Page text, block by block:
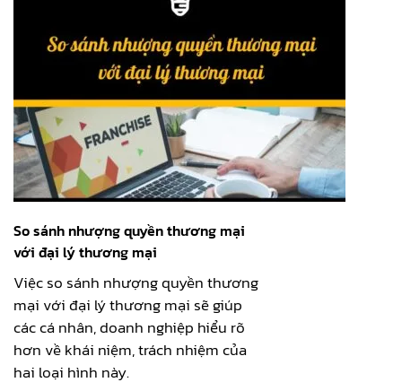
So sánh nhượng quyền thương mại
với đại lý thương mại
Việc so sánh nhượng quyền thương
mại với đại lý thương mại sẽ giúp
các cá nhân, doanh nghiệp hiểu rõ
hơn về khái niệm, trách nhiệm của
hai loại hình này.